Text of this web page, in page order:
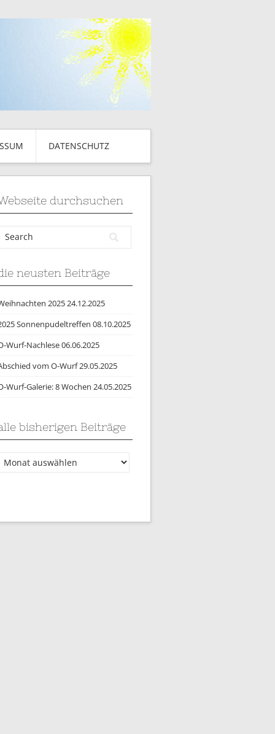
DATENSCHUTZ
durchsuchen
neusten Beiträge
202524.12.2025
Sonnenpudeltreffen 08.10.2025
Wurf-Nachlese06.06.2025
vom O-Wurf29.05.2025
Wurf-Galerie: 8 Wochen 24.05.2025
bisherigen Beiträge